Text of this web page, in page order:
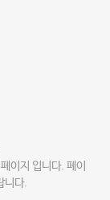
이지 입니다. 페이
니다.